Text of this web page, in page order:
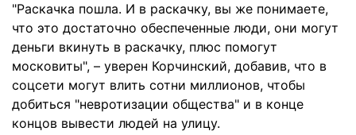
"Раскачка пошла. И в раскачку, вы же понимаете,
что это достаточно обеспеченные люди, они могут
деньги вкинуть в раскачку, плюс помогут
московиты", – уверен Корчинский, добавив, что в
соцсети могут влить сотни миллионов, чтобы
добиться "невротизации общества" и в конце
концов вывести людей на улицу.